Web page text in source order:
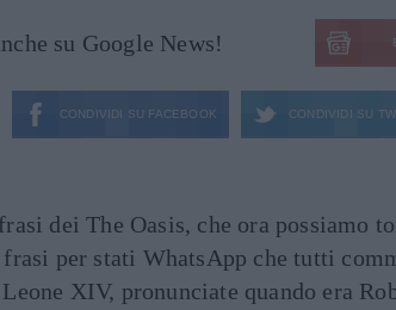
su Google News!
CONDIVIDI SU FACEBOOK CONDIVIDI SU
dei The Oasis, che ora possiamo
per stati WhatsApp che tutti
XIV, pronunciate quando era